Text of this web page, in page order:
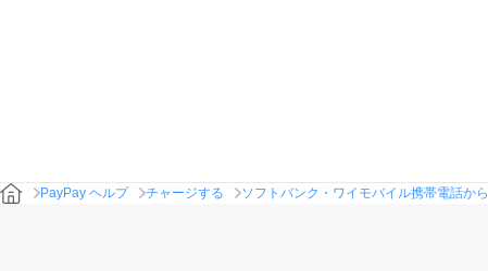
PayPay ヘルプ チャージする ソフトバンク・ワイモバイル携帯電話から